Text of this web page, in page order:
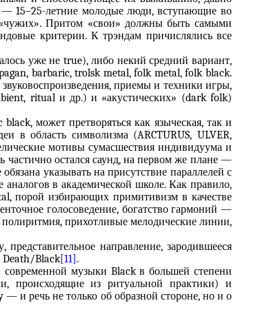
15–25-летние молодые люди, вступающие во
Притом «свои» должны быть самыми
критерии. К трэндам причислялись все
уже не true), либо некий средний вариант,
barbaric, trolsk metal, folk metal, folk black.
приемы и техники игры,
ritual и др.) и «акустических» (dark folk)
может претворяться как языческая, так и
в область символизма (ARCTURUS, ULVER,
мотивы сумасшествия индивидуума и
частично остался саунд, на первом же плане —
указывать на присутствие параллелей с
в академической школе. Как правило,
порой избирающих примитивизм в качестве
голосоведение, богатство гармоний —
прихотливые мелодические линии,
направление, зародившееся
Death/Black[11] .
современной музыки Black в большей степени
происходящие из ритуальной практики) и
и речь не только об образной стороне, но и о